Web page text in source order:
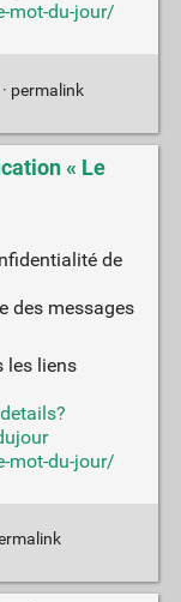
mot-du-jour/
permalink
« Le
de
des messages
les liens
mot-du-jour/